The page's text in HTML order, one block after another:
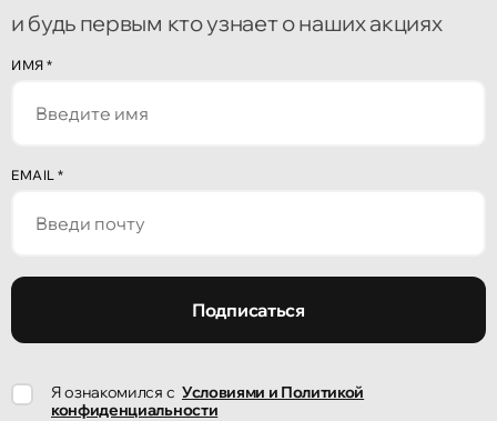
и будь первым кто узнает о наших акциях
ИМЯ *
EMAIL *
Подписаться
Я ознакомился с Условиями и Политикой
конфиденциальности